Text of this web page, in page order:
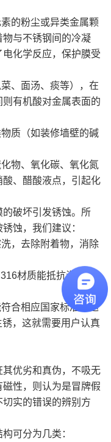
的粉尘或异类金属颗
与不锈钢间的冷凝
化学反应，保护膜受
、面汤、痰等），在
有机酸对金属表面的
质（如装修墙壁的碱
物、氧化碳、氧化氮
、醋酸液点，引起化
破坏引发锈蚀。所
蚀，我们建议：
，去除附着物，消除
材质能抵抗海水腐
合相应国家标准，达
，这就需要用户认真
优劣和真伪，不吸无
性，则认为是冒牌假
实的错误的辨别方
可分为几类：